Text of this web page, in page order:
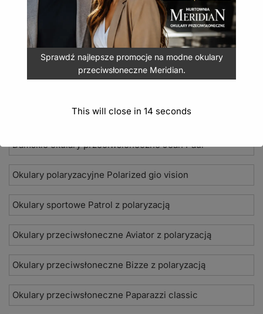
Okulary przeciwsłoneczne Seevision
Damskie okulary przeciwsłoneczne Jean Paul
Okulary polaryzacyjne Polarized gio vision
Okulary sportowe Patrol z polaryzacją
Okulary przeciwsłoneczne Aviator z polaryzacją
Okulary przeciwsłoneczne Bizze z polaryzacją
Okulary przeciwsłoneczne Paparazzi classic
Sprawdź najlepsze promocje na modne okulary
przeciwsłoneczne Meridian.
This will close in 14 seconds